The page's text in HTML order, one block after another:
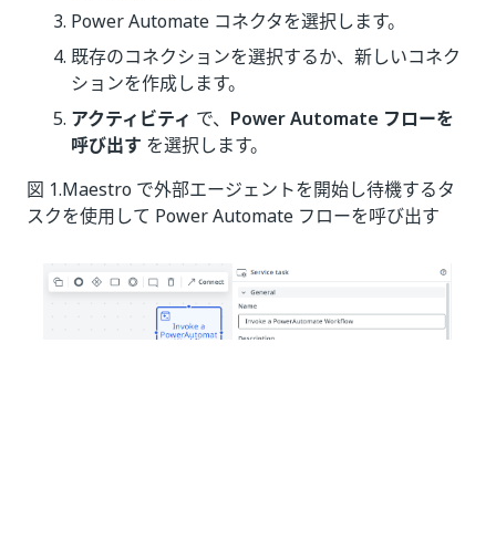
Power Automate コネクタを選択します。
既存のコネクションを選択するか、新しいコネク
ションを作成します。
アクティビティ で、 Power Automate フローを
呼び出す を選択します。
図 1.Maestro で外部エージェントを開始し待機するタ
スクを使用して Power Automate フローを呼び出す